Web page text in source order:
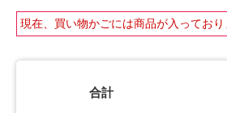
現在、買い物かごには商品が入っており
合計